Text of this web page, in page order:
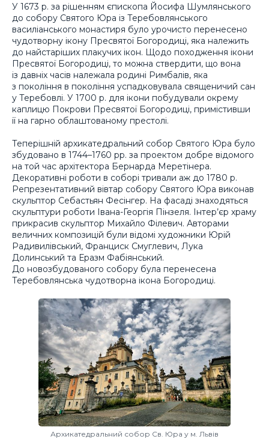
У 1673 р. за рішенням єпископа Йосифа Шумлянського
до собору Святого Юра із Теребовлянського
василіанського монастиря було урочисто перенесено
чудотворну ікону Пресвятої Богородиці, яка належить
до найстаріших плакучих ікон. Щодо походження ікони
Пресвятої Богородиці, то можна ствердити, що вона
із давніх часів належала родині Римбалів, яка
з покоління в покоління успадковувала священичий сан
у Теребовлі. У 1700 р. для ікони побудували окрему
каплицю Покрови Пресвятої Богородиці, примістивши
її на гарно облаштованому престолі.
Теперішній архикатедральний собор Святого Юра було
збудовано в 1744–1760 рр. за проектом добре відомого
на той час архітектора Бернарда Меретінера.
Декоративні роботи в соборі тривали аж до 1780 р.
Репрезентативний вівтар собору Святого Юра виконав
скульптор Себастьян Фесінгер. На фасаді знаходяться
скульптури роботи Івана-Георгія Пінзеля. Інтер’єр храму
прикрасив скульптор Михайло Філевич. Авторами
величних композицій були відомі художники Юрій
Радивилівський, Франциск Смуглевич, Лука
Долинський та Еразм Фабіянський.
До новозбудованого собору була перенесена
Теребовлянська чудотворна ікона Богородиці.
Архикатедральний собор Св. Юра у м. Львів